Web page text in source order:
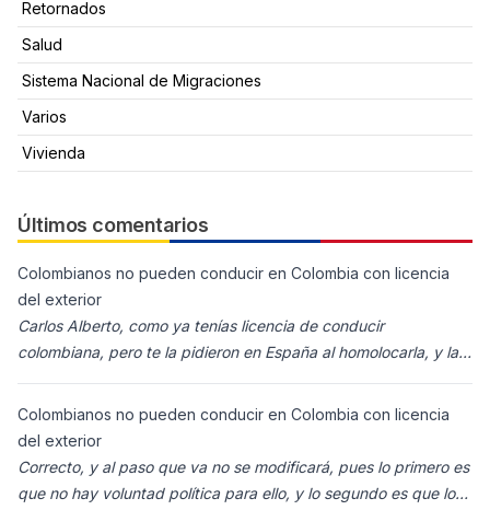
Retornados
Salud
Sistema Nacional de Migraciones
Varios
Vivienda
Últimos comentarios
Colombianos no pueden conducir en Colombia con licencia
del exterior
Carlos Alberto, como ya tenías licencia de conducir
colombiana, pero te la pidieron en España al homolocarla, y la
Colombianos no pueden conducir en Colombia con licencia
del exterior
Correcto, y al paso que va no se modificará, pues lo primero es
que no hay voluntad política para ello, y lo segundo es que los